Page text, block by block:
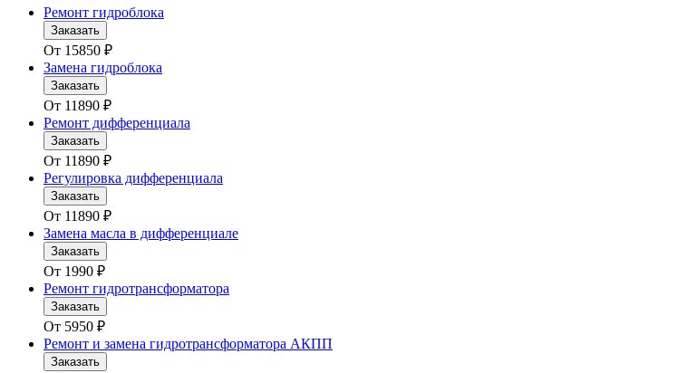
Ремонт гидроблока
Заказать
От 15850 ₽
Замена гидроблока
Заказать
От 11890 ₽
Ремонт дифференциала
Заказать
От 11890 ₽
Регулировка дифференциала
Заказать
От 11890 ₽
Замена масла в дифференциале
Заказать
От 1990 ₽
Ремонт гидротрансформатора
Заказать
От 5950 ₽
Ремонт и замена гидротрансформатора АКПП
Заказать